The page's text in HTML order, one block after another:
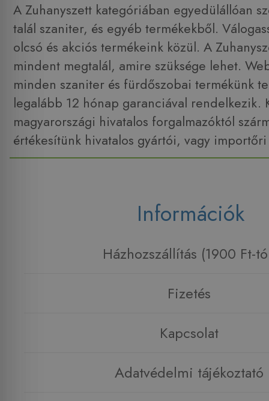
A Zuhanyszett kategóriában egyedülállóan
talál szaniter, és egyéb termékekből.
olcsó és akciós termékeink közül. A
mindent megtalál, amire szüksége lehet.
minden szaniter és fürdőszobai termékünk
legalább 12 hónap garanciával rendelkezik.
magyarországi hivatalos forgalmazóktól
értékesítünk hivatalos gyártói, vagy
Információk
Házhozszállítás (1900 Ft-
Fizetés
Kapcsolat
Adatvédelmi tájékoztató